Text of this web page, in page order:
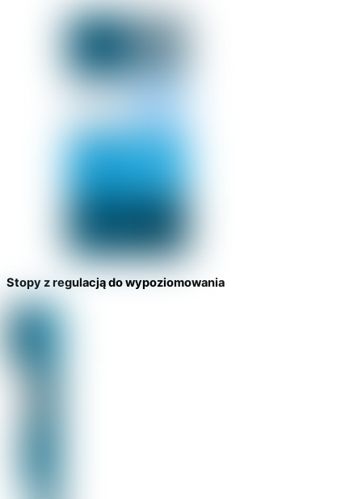
Stopy z regulacją do wypoziomowania